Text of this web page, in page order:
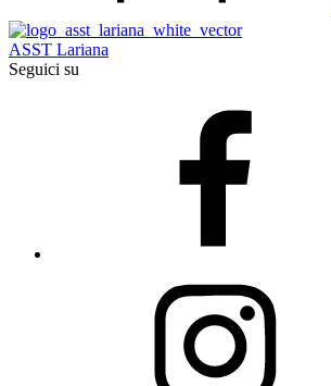
ASST Lariana
Seguici su